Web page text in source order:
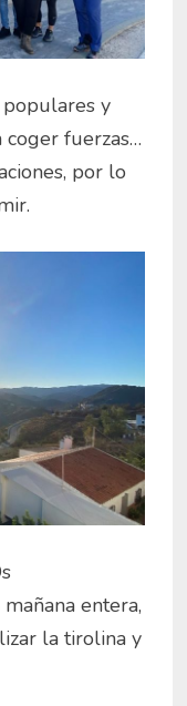
y
coger fuerzas…
por lo
entera,
la tirolina y